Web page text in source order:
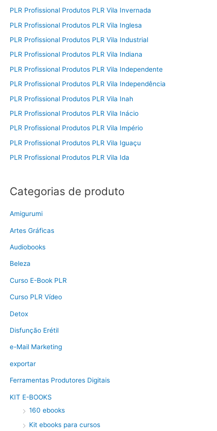
PLR Profissional Produtos PLR Vila Invernada
PLR Profissional Produtos PLR Vila Inglesa
PLR Profissional Produtos PLR Vila Industrial
PLR Profissional Produtos PLR Vila Indiana
PLR Profissional Produtos PLR Vila Independente
PLR Profissional Produtos PLR Vila Independência
PLR Profissional Produtos PLR Vila Inah
PLR Profissional Produtos PLR Vila Inácio
PLR Profissional Produtos PLR Vila Império
PLR Profissional Produtos PLR Vila Iguaçu
PLR Profissional Produtos PLR Vila Ida
Categorias de produto
Amigurumi
Artes Gráficas
Audiobooks
Beleza
Curso E-Book PLR
Curso PLR Vídeo
Detox
Disfunção Erétil
e-Mail Marketing
exportar
Ferramentas Produtores Digitais
KIT E-BOOKS
160 ebooks
Kit ebooks para cursos